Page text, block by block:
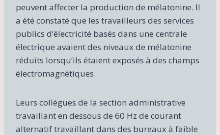
peuvent affecter la production de mélatonine. Il
a été constaté que les travailleurs des services
publics d’électricité basés dans une centrale
électrique avaient des niveaux de mélatonine
réduits lorsqu’ils étaient exposés à des champs
électromagnétiques.
Leurs collègues de la section administrative
travaillant en dessous de 60 Hz de courant
alternatif travaillant dans des bureaux à faible